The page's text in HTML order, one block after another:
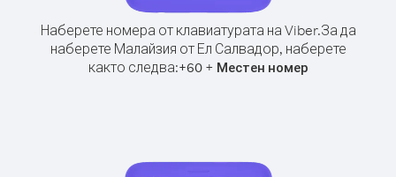
Наберете номера от клавиатурата на Viber.За да
наберете Малайзия от Ел Салвадор, наберете
както следва:+60+ Местен номер